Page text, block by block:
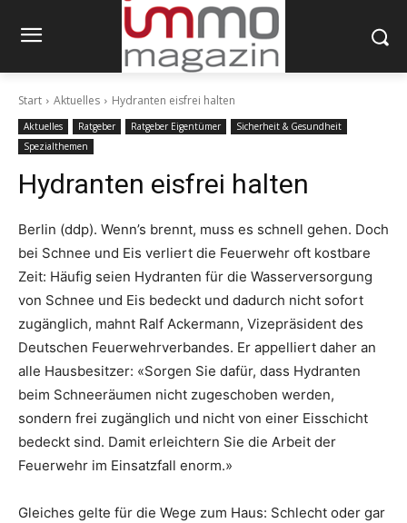
Start Aktuelles Hydranten eisfrei halten
Aktuelles Ratgeber Ratgeber Eigentümer
Sicherheit & Gesundheit
Spezialthemen
Hydranten eisfrei halten
Berlin (ddp). Wenn’s brennt, muss es schnell gehen. Doch
bei Schnee und Eis verliert die Feuerwehr oft kostbare
Zeit: Häufig seien Hydranten für die Wasserversorgung
von Schnee und Eis bedeckt und dadurch nicht sofort
zugänglich, mahnt Ralf Ackermann, Vizepräsident des
Deutschen Feuerwehrverbandes. Er appelliert daher an
alle Hausbesitzer: «Sorgen Sie dafür, dass Hydranten
beim Schneeräumen nicht zugeschoben werden,
sondern frei zugänglich und nicht von einer Eisschicht
bedeckt sind. Damit erleichtern Sie die Arbeit der
Feuerwehr im Einsatzfall enorm.»
Gleiches gelte für die Wege zum Haus: Schlecht oder gar